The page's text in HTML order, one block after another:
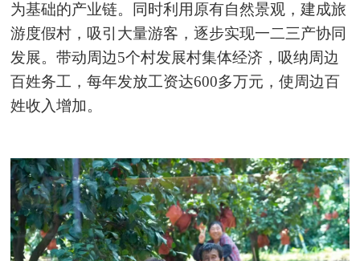
为基础的产业链。同时利用原有自然景观，建成旅
游度假村，吸引大量游客，逐步实现一二三产协同
发展。带动周边5个村发展村集体经济，吸纳周边
百姓务工，每年发放工资达600多万元，使周边百
姓收入增加。